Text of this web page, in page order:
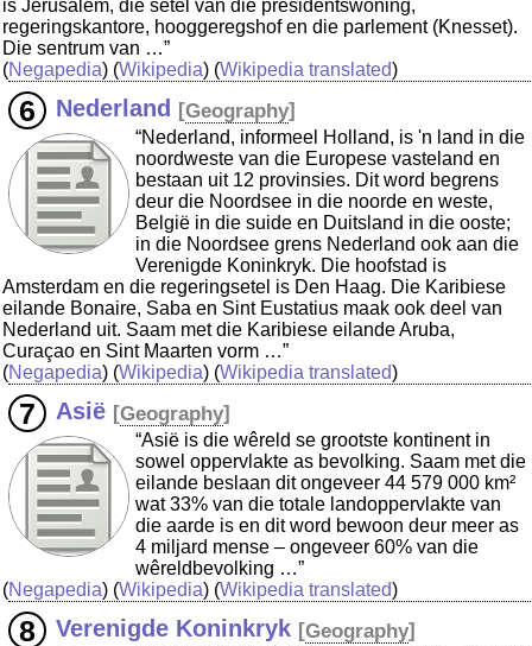
is Jerusalem, die setel van die presidentswoning,
regeringskantore, hooggeregshof en die parlement (Knesset).
Die sentrum van …”
(Negapedia) (Wikipedia) (Wikipedia translated)
Nederland [Geography]
“Nederland, informeel Holland, is 'n land in die
noordweste van die Europese vasteland en
bestaan uit 12 provinsies. Dit word begrens
deur die Noordsee in die noorde en weste,
België in die suide en Duitsland in die ooste;
in die Noordsee grens Nederland ook aan die
Verenigde Koninkryk. Die hoofstad is
Amsterdam en die regeringsetel is Den Haag. Die Karibiese
eilande Bonaire, Saba en Sint Eustatius maak ook deel van
Nederland uit. Saam met die Karibiese eilande Aruba,
Curaçao en Sint Maarten vorm …”
(Negapedia) (Wikipedia) (Wikipedia translated)
Asië [Geography]
“Asië is die wêreld se grootste kontinent in
sowel oppervlakte as bevolking. Saam met die
eilande beslaan dit ongeveer 44 579 000 km²
wat 33% van die totale landoppervlakte van
die aarde is en dit word bewoon deur meer as
4 miljard mense – ongeveer 60% van die
wêreldbevolking …”
(Negapedia) (Wikipedia) (Wikipedia translated)
Verenigde Koninkryk [Geography]